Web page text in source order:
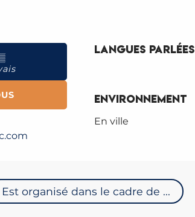
Langues parlées
Langues parlées
Environnement
Environnement
En ville
Est organisé dans le cadre de ...